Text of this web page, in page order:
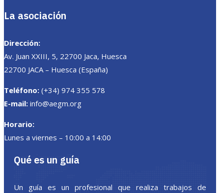
La asociación
Dirección:
Av. Juan XXIII, 5, 22700 Jaca, Huesca
22700 JACA – Huesca (España)
Teléfono: (+34) 974 355 578
E-mail: info@aegm.org
Horario:
Lunes a viernes – 10:00 a 14:00
Qué es un guía
Un guía es un profesional que realiza trabajos de